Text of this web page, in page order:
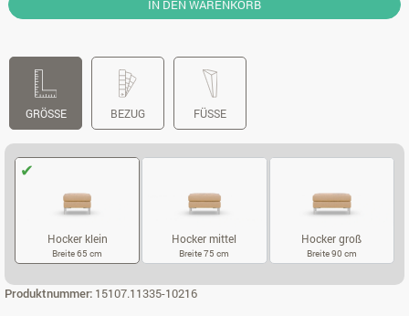
IN DEN WARENKORB
GRÖSSE BEZUG FÜSSE
Hocker klein
Breite 65 cm
Hocker mittel
Breite 75 cm
Hocker groß
Breite 90 cm
Produktnummer: 15107.11335-10216